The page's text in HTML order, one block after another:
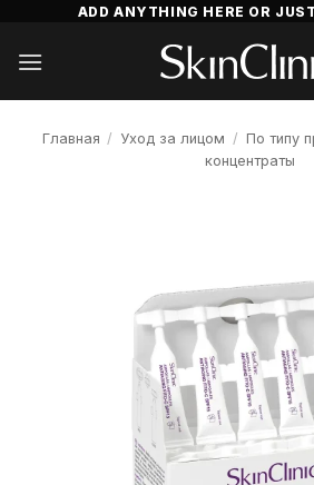
content
ADD ANYTHING HERE OR
Главная / Уход за лицом / По типу
концентраты